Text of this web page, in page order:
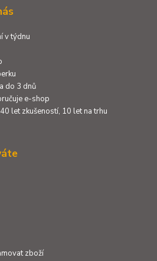
v týdnu
do 3 dnů
e-shop
let zkušeností, 10 let na trhu
zboží